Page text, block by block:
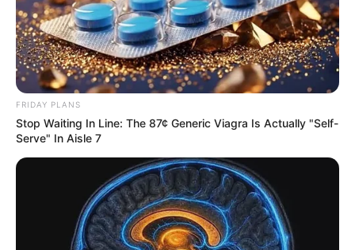
FRIDAY PLANS
Stop Waiting In Line: The 87¢ Generic Viagra Is Actually "Self-
Serve" In Aisle 7